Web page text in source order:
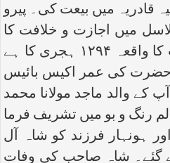
قادریہ میں بیعت کی۔ پیرو
میں اجازت و خلافت کا
شرف عطا فرمایا۔ بیعت کا واقعہ ۱۲۹۴ ہجری کا ہے
کی عمر اکیس بائیس
کے والد ماجد مولانا محمد
رنگ و بو میں تشریف فرما
ہونہار فرزند کو شاہ آل
شاہ صاحب کی وفات